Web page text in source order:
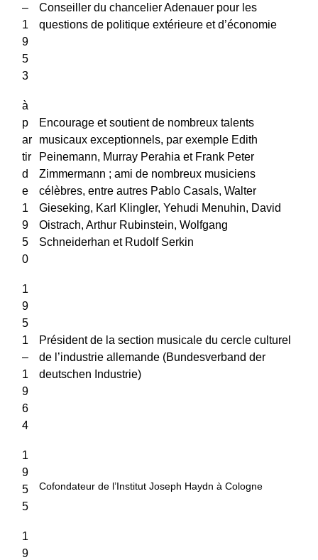
–
1
9
5
3
Conseiller du chancelier Adenauer pour les
questions de politique extérieure et d’économie
à
p
ar
tir
d
e
1
9
5
0
Encourage et soutient de nombreux talents
musicaux exceptionnels, par exemple Edith
Peinemann, Murray Perahia et Frank Peter
Zimmermann ; ami de nombreux musiciens
célèbres, entre autres Pablo Casals, Walter
Gieseking, Karl Klingler, Yehudi Menuhin, David
Oistrach, Arthur Rubinstein, Wolfgang
Schneiderhan et Rudolf Serkin
1
9
5
1
–
1
9
6
4
Président de la section musicale du cercle culturel
de l’industrie allemande (Bundesverband der
deutschen Industrie)
1
9
5
5
Cofondateur de l’Institut Joseph Haydn à Cologne
1
9